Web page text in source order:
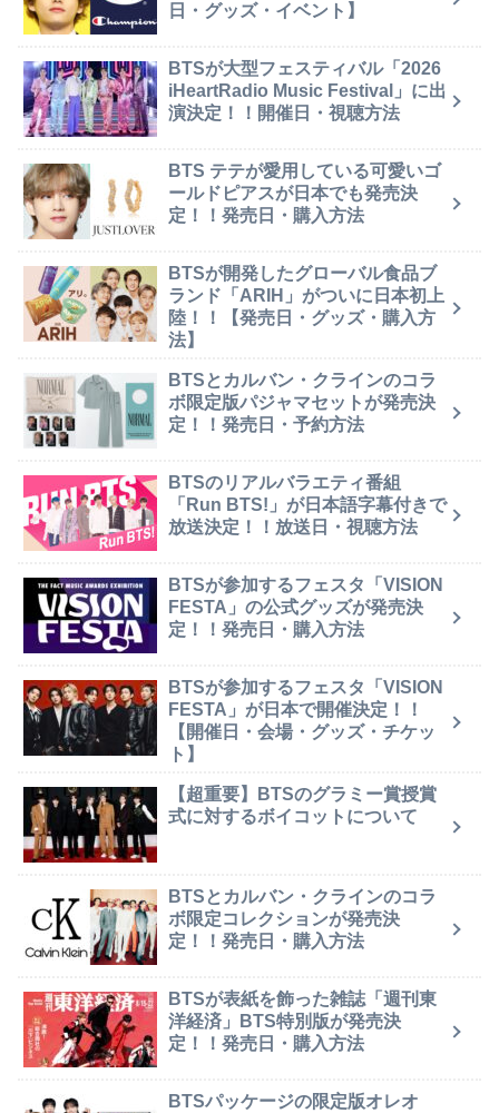
日・グッズ・イベント】
BTSが大型フェスティバル「2026
iHeartRadio Music Festival」に出
演決定！！開催日・視聴方法
BTS テテが愛用している可愛いゴ
ールドピアスが日本でも発売決
定！！発売日・購入方法
BTSが開発したグローバル食品ブ
ランド「ARIH」がついに日本初上
陸！！【発売日・グッズ・購入方
法】
BTSとカルバン・クラインのコラ
ボ限定版パジャマセットが発売決
定！！発売日・予約方法
BTSのリアルバラエティ番組
「Run BTS!」が日本語字幕付きで
放送決定！！放送日・視聴方法
BTSが参加するフェスタ「VISION
FESTA」の公式グッズが発売決
定！！発売日・購入方法
BTSが参加するフェスタ「VISION
FESTA」が日本で開催決定！！
【開催日・会場・グッズ・チケッ
ト】
【超重要】BTSのグラミー賞授賞
式に対するボイコットについて
BTSとカルバン・クラインのコラ
ボ限定コレクションが発売決
定！！発売日・購入方法
BTSが表紙を飾った雑誌「週刊東
洋経済」BTS特別版が発売決
定！！発売日・購入方法
BTSパッケージの限定版オレオ